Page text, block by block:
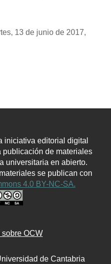
13 de junio de 2017,
iniciativa editorial digital
de materiales
universitaria en abierto.
se publican con
4.0 BY-NC-SA.
sobre OCW
de Cantabria